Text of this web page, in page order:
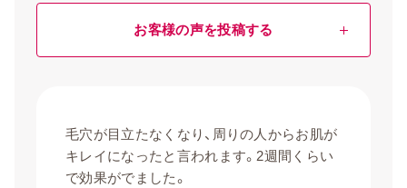
お客様の声を投稿する
毛穴が目立たなくなり、周りの人からお肌が
キレイになったと言われます。2週間くらい
で効果がでました。